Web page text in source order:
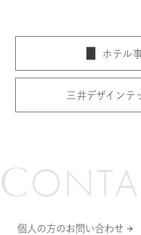
ホテル
三井デザインテ
CONTA
個人の方のお問い合わせ